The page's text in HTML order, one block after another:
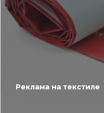
Реклама на текстиле